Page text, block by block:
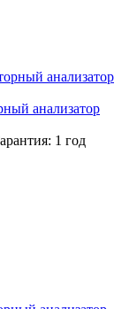
анализатор
1 год